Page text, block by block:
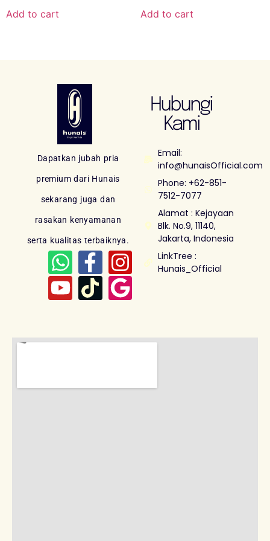
Add to cart Add to cart
Dapatkan jubah pria
premium dari Hunais
sekarang juga dan
rasakan kenyamanan
serta kualitas terbaiknya.
Hubungi
Kami
Email:
info@hunaisOfficial.com
Phone: +62-851-
7512-7077
Alamat : Kejayaan
Blk. No.9, 11140,
Jakarta, Indonesia
LinkTree :
Hunais_Official